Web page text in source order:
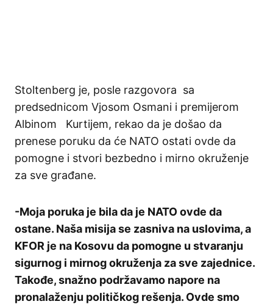
Stoltenberg je, posle razgovora sa
predsednicom Vjosom Osmani i premijerom
Albinom Kurtijem, rekao da je došao da
prenese poruku da će NATO ostati ovde da
pomogne i stvori bezbedno i mirno okruženje
za sve građane.
-Moja poruka je bila da je NATO ovde da
ostane. Naša misija se zasniva na uslovima, a
KFOR je na Kosovu da pomogne u stvaranju
sigurnog i mirnog okruženja za sve zajednice.
Takođe, snažno podržavamo napore na
pronalaženju političkog rešenja. Ovde smo